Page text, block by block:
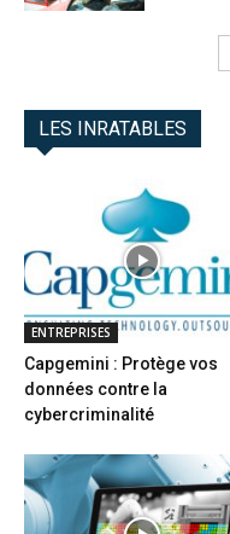
LES INRATABLES
ENTREPRISES
Capgemini : Protège vos
données contre la
cybercriminalité